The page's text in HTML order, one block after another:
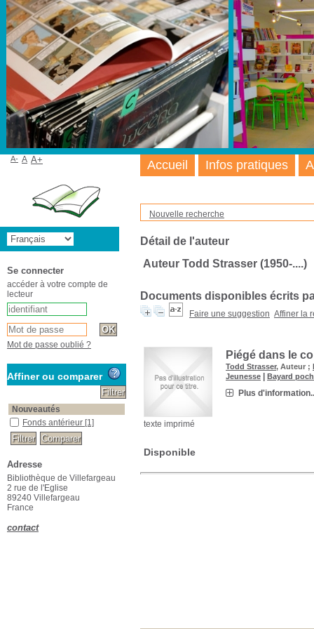
Nouvelle recherche
Détail de l'auteur
Auteur Todd Strasser (1950-....)
Documents disponibles écrits
Faire une suggestion Affiner la
texte imprimé
Piégé dans le
Todd Strasser, Auteur ;
Jeunesse |Bayard
Plus
Disponible
Accueil Infos pratiques
A- A A+
Se connecter
accéder à votre compte de
lecteur
Mot de passe oublié ?
Affiner ou comparer
Nouveautés
Fonds antérieur [1]
Adresse
Bibliothèque de Villefargeau
2 rue de l'Eglise
89240 Villefargeau
France
contact